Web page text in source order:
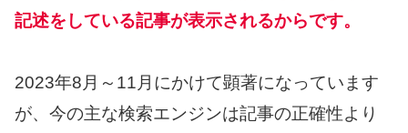
記述をしている記事が表示されるからです。
2023年8月～11月にかけて顕著になっています
が、今の主な検索エンジンは記事の正確性より